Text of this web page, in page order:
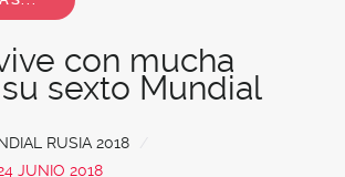
con mucha
sexto Mundial
RUSIA 2018
JUNIO 2018